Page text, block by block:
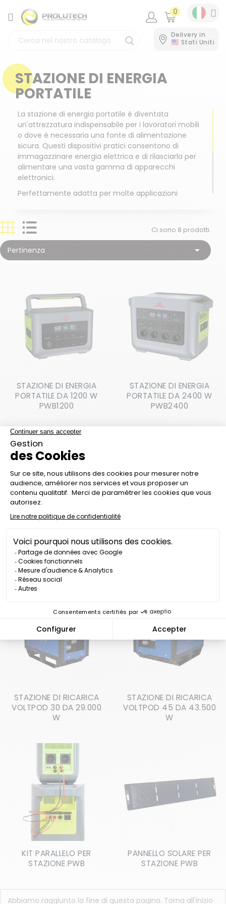
CATEGORIA 0
Delivery in
Stati Uniti
STAZIONE DI ENERGIA
PORTATILE
La stazione di energia portatile è diventata
un'attrezzatura indispensabile per i lavoratori mobili
o dove è necessaria una fonte di alimentazione
sicura. Questi dispositivi pratici consentono di
immagazzinare energia elettrica e di rilasciarla per
alimentare una vasta gamma di apparecchi
elettronici.
Perfettamente adatta per molte applicazioni
L'apparecchio può essere ricaricato tramite presa
sulla rete elettrica, da un generatore o da un
pannello solare. Garantisce efficienza,
Prolutech ti offre due modelli del marchio PRAMAC.
Ci sono 8 prodotti.
Pertinenza 
STAZIONE DI ENERGIA
PORTATILE DA 1200 W
PWB1200
STAZIONE DI ENERGIA
PORTATILE DA 2400 W
PWB2400
STAZIONE DI ENERGIA
PORTATILE DA 3600W
MAX-E
STAZIONE DI ENERGIA
STAZIONE DI RICARICA
VOLTPOD 30 DA 29.000
W
STAZIONE DI RICARICA
VOLTPOD 45 DA 43.500
W
KIT PARALLELO PER
STAZIONE PWB
PANNELLO SOLARE PER
STAZIONE PWB
Abbiamo raggiunto la fine di questa pagina. Torna all'inizio